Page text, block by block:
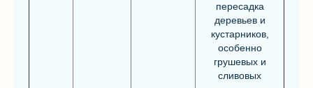
пересадка
деревьев и
кустарников,
особенно
грушевых и
сливовых